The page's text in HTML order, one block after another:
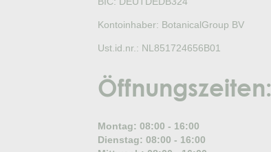
Kontoinhaber: BotanicalGroup BV
Ust.id.nr.: NL851724656B01
Öffnungszeiten:
Montag: 08:00 - 16:00
Dienstag: 08:00 - 16:00